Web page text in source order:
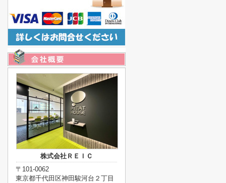
株式会社ＲＥＩＣ
〒101-0062
東京都千代田区神田駿河台２丁目